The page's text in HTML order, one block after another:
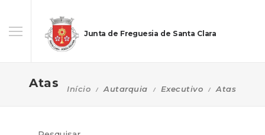
Junta de Freguesia de Santa Clara
Atas Início Autarquia Executivo Atas